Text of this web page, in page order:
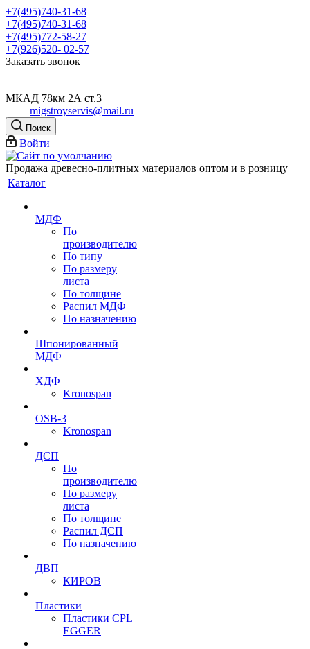
+7(495)740-31-68
+7(495)740-31-68
+7(495)772-58-27
+7(926)520- 02-57
Заказать звонок
МКАД 78км 2А ст.3
migstroyservis@mail.ru
Поиск
Войти
Продажа древесно-плитных материалов оптом и в розницу
Каталог
МДФ
По
производителю
По типу
По размеру
листа
По толщине
Распил МДФ
По назначению
Шпонированный
МДФ
ХДФ
Kronospan
OSB-3
Kronospan
ДСП
По
производителю
По размеру
листа
По толщине
Распил ДСП
По назначению
ДВП
КИРОВ
Пластики
Пластики CPL
EGGER